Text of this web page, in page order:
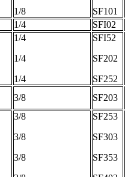
1/8
SF101
1/4 SFI02
1/4
1/4
1/4
SFI52
SF202
SF252
3/8 SF203
3/8
3/8
3/8
SF253
SF303
SF353